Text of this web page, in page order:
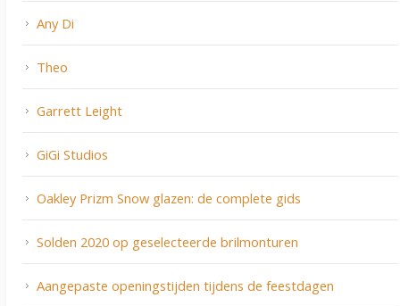
Any Di
Theo
Garrett Leight
GiGi Studios
Oakley Prizm Snow glazen: de complete gids
Solden 2020 op geselecteerde brilmonturen
Aangepaste openingstijden tijdens de feestdagen